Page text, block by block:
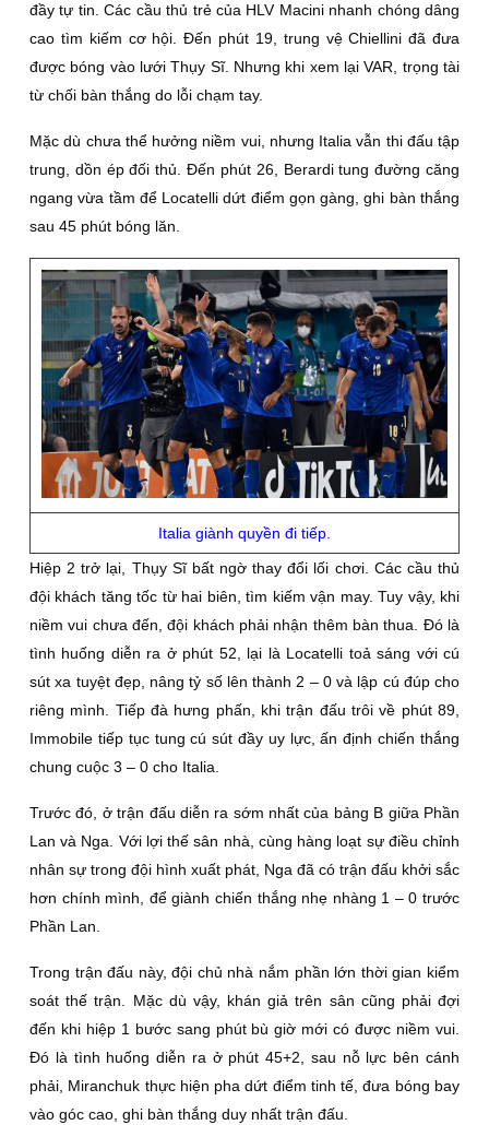
đầy tự tin. Các cầu thủ trẻ của HLV Macini nhanh chóng dâng
cao tìm kiếm cơ hội. Đến phút 19, trung vệ Chiellini đã đưa
được bóng vào lưới Thụy Sĩ. Nhưng khi xem lại VAR, trọng tài
từ chối bàn thắng do lỗi chạm tay.
Mặc dù chưa thể hưởng niềm vui, nhưng Italia vẫn thi đấu tập
trung, dồn ép đối thủ. Đến phút 26, Berardi tung đường căng
ngang vừa tầm để Locatelli dứt điểm gọn gàng, ghi bàn thắng
sau 45 phút bóng lăn.
Italia giành quyền đi tiếp.
Hiệp 2 trở lại, Thụy Sĩ bất ngờ thay đổi lối chơi. Các cầu thủ
đội khách tăng tốc từ hai biên, tìm kiếm vận may. Tuy vậy, khi
niềm vui chưa đến, đội khách phải nhận thêm bàn thua. Đó là
tình huống diễn ra ở phút 52, lại là Locatelli toả sáng với cú
sút xa tuyệt đẹp, nâng tỷ số lên thành 2 – 0 và lập cú đúp cho
riêng mình. Tiếp đà hưng phấn, khi trận đấu trôi về phút 89,
Immobile tiếp tục tung cú sút đầy uy lực, ấn định chiến thắng
chung cuộc 3 – 0 cho Italia.
Trước đó, ở trận đấu diễn ra sớm nhất của bảng B giữa Phần
Lan và Nga. Với lợi thế sân nhà, cùng hàng loạt sự điều chỉnh
nhân sự trong đội hình xuất phát, Nga đã có trận đấu khởi sắc
hơn chính mình, để giành chiến thắng nhẹ nhàng 1 – 0 trước
Phần Lan.
Trong trận đấu này, đội chủ nhà nắm phần lớn thời gian kiểm
soát thế trận. Mặc dù vậy, khán giả trên sân cũng phải đợi
đến khi hiệp 1 bước sang phút bù giờ mới có được niềm vui.
Đó là tình huống diễn ra ở phút 45+2, sau nỗ lực bên cánh
phải, Miranchuk thực hiện pha dứt điểm tinh tế, đưa bóng bay
vào góc cao, ghi bàn thắng duy nhất trận đấu.